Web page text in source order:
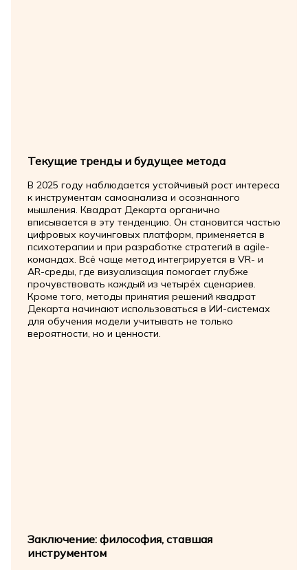
Текущие тренды и будущее метода
В 2025 году наблюдается устойчивый рост интереса
к инструментам самоанализа и осознанного
мышления. Квадрат Декарта органично
вписывается в эту тенденцию. Он становится частью
цифровых коучинговых платформ, применяется в
психотерапии и при разработке стратегий в agile-
командах. Всё чаще метод интегрируется в VR- и
AR-среды, где визуализация помогает глубже
прочувствовать каждый из четырёх сценариев.
Кроме того, методы принятия решений квадрат
Декарта начинают использоваться в ИИ-системах
для обучения модели учитывать не только
вероятности, но и ценности.
Заключение: философия, ставшая
инструментом